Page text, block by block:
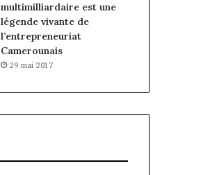
multimilliardaire est une
légende vivante de
l’entrepreneuriat
Camerounais
29 mai 2017